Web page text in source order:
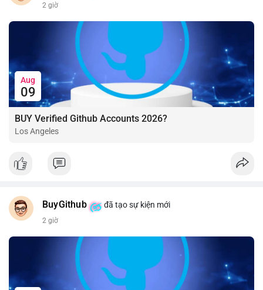
2 giờ
Aug
09
BUY Verified Github Accounts 2026?
Los Angeles
BuyGithub đã tạo sự kiện mới
2 giờ